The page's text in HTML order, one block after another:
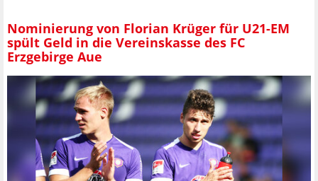
Nominierung von Florian Krüger für U21-EM
spült Geld in die Vereinskasse des FC
Erzgebirge Aue